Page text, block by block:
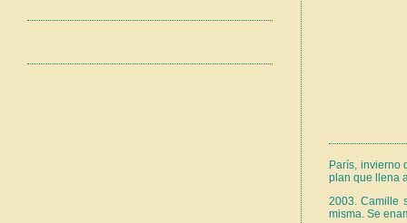
París, invierno
plan que llena
2003. Camille
misma. Se